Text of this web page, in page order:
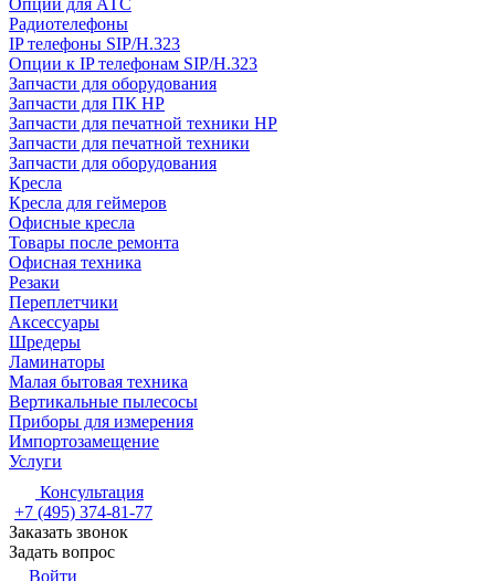
Опции для АТС
Радиотелефоны
IP телефоны SIP/H.323
Опции к IP телефонам SIP/H.323
Запчасти для оборудования
Запчасти для ПК HP
Запчасти для печатной техники HP
Запчасти для печатной техники
Запчасти для оборудования
Кресла
Кресла для геймеров
Офисные кресла
Товары после ремонта
Офисная техника
Резаки
Переплетчики
Аксессуары
Шредеры
Ламинаторы
Малая бытовая техника
Вертикальные пылесосы
Приборы для измерения
Импортозамещение
Услуги
Консультация
+7 (495) 374-81-77
Заказать звонок
Задать вопрос
Войти